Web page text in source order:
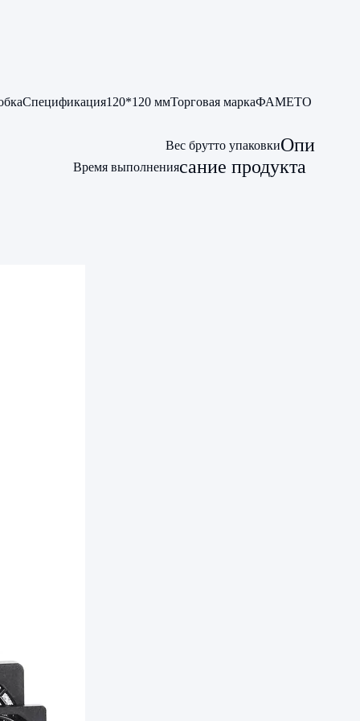
Спецификация120*120 ммТорговая маркаФАМЕТО
Вес брутто упаковки
Время выполнения
Опи
сание продукта